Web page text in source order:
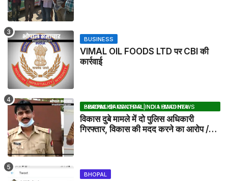
BUSINESS
VIMAL OIL FOODS LTD पर CBI की
कार्रवाई
BHOPAL SAMACHAR | NO 1 HINDI NEWS PORTAL OF CENTRAL INDIA (MADHYA PRADESH)
विकास दुबे मामले में दो पुलिस अधिकारी
गिरफ्तार, विकास की मदद करने का आरोप /
BHOPAL